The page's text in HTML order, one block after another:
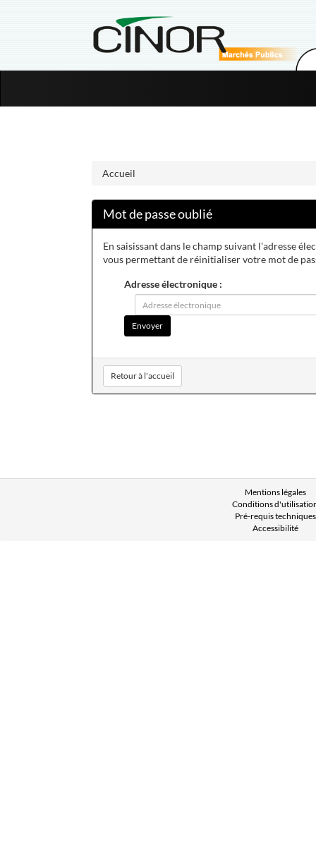
Accueil
Mot de passe oublié
En saisissant dans le champ suivant l'adresse
vous permettant de réinitialiser votre mot de
Adresse électronique :
Retour à l'accueil
Mentions légales
Conditions
Pré-requis techniques
Accessibilité